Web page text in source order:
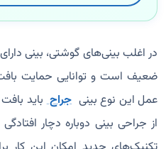
در اغلب بینی‌های گوشتی، بینی
ضعیف است و توانایی حمایت
عمل این نوع بینی جراح باید
از جراحی بینی دوباره دچار